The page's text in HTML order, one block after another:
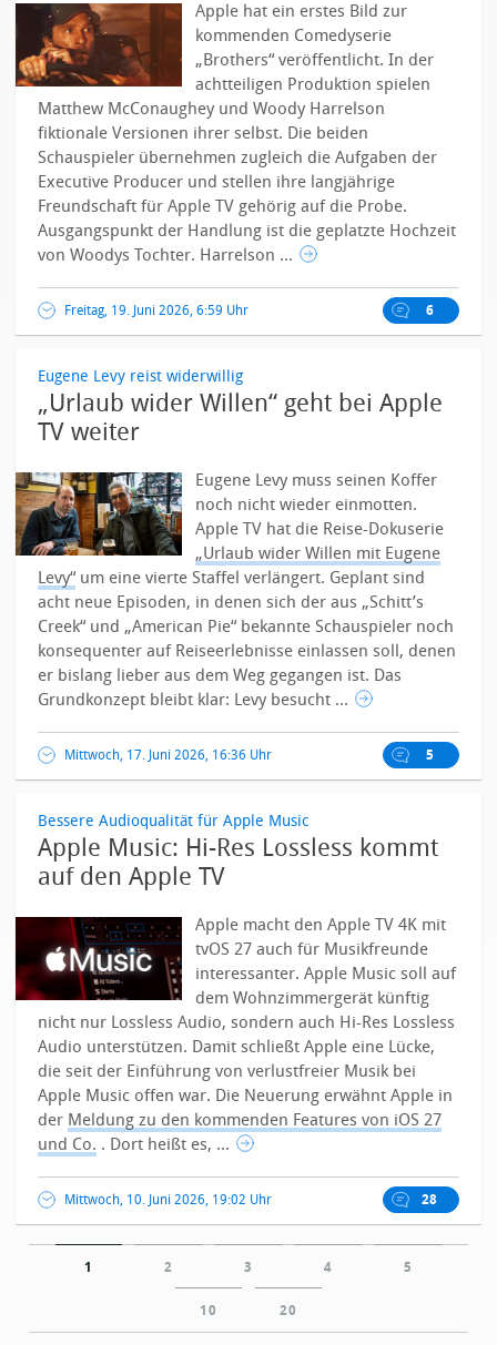
Apple hat ein erstes Bild zur
kommenden Comedyserie
„Brothers“ veröffentlicht. In der
achtteiligen Produktion spielen
Matthew McConaughey und Woody Harrelson
fiktionale Versionen ihrer selbst. Die beiden
Schauspieler übernehmen zugleich die Aufgaben der
Executive Producer und stellen ihre langjährige
Freundschaft für Apple TV gehörig auf die Probe.
Ausgangspunkt der Handlung ist die geplatzte Hochzeit
von Woodys Tochter. Harrelson ...
Freitag, 19. Juni 2026, 6:59 Uhr 6
Eugene Levy reist widerwillig
„Urlaub wider Willen“ geht bei Apple
TV weiter
Eugene Levy muss seinen Koffer
noch nicht wieder einmotten.
Apple TV hat die Reise-Dokuserie
„Urlaub wider Willen mit Eugene
Levy“um eine vierte Staffel verlängert. Geplant sind
acht neue Episoden, in denen sich der aus „Schitt’s
Creek“ und „American Pie“ bekannte Schauspieler noch
konsequenter auf Reiseerlebnisse einlassen soll, denen
er bislang lieber aus dem Weg gegangen ist. Das
Grundkonzept bleibt klar: Levy besucht ...
Mittwoch, 17. Juni 2026, 16:36 Uhr 5
Bessere Audioqualität für Apple Music
Apple Music: Hi-Res Lossless kommt
auf den Apple TV
Apple macht den Apple TV 4K mit
tvOS 27 auch für Musikfreunde
interessanter. Apple Music soll auf
dem Wohnzimmergerät künftig
nicht nur Lossless Audio, sondern auch Hi-Res Lossless
Audio unterstützen. Damit schließt Apple eine Lücke,
die seit der Einführung von verlustfreier Musik bei
Apple Music offen war. Die Neuerung erwähnt Apple in
der Meldung zu den kommenden Features von iOS 27
und Co. . Dort heißt es, ...
Mittwoch, 10. Juni 2026, 19:02 Uhr 28
1 2 3 4 5
10 20